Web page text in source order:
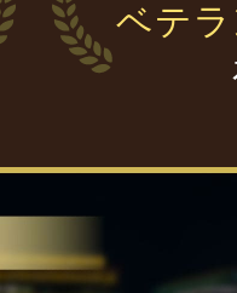
ベテ